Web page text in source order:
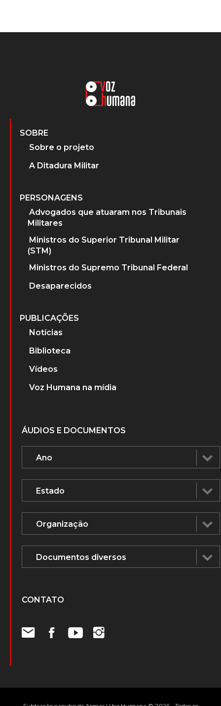
SOBRE
Sobre o projeto
A Ditadura Militar
PERSONAGENS
Advogados que atuaram nos Tribunais
Militares
Ministros do Superior Tribunal Militar
(STM)
Ministros do Supremo Tribunal Federal
Desaparecidos
PUBLICAÇÕES
Notícias
Biblioteca
Vídeos
Voz Humana na mídia
ÁUDIOS E DOCUMENTOS
CONTATO